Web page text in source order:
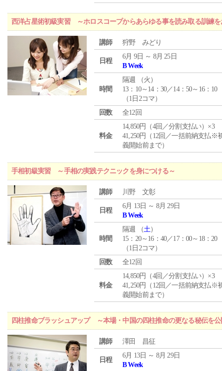
西洋占星術初級実習 ～ホロスコープからあらゆる事を読み取る訓練を
講師 狩野 みどり
日程
6月 9日 ～ 8月 25日
B Week
時間
隔週 （火 ）
13：10～14：30／14：50～16：10
（1日2コマ）
回数
全12回
料金
14,850円（4回／分割支払い）×3
41,250円（12回／一括前納支払※
義開始前まで）
手相初級実習 ～手相の実践テクニックを身につける～
講師 川野 文彰
日程
6月 13日 ～ 8月 29日
B Week
時間
隔週 （土）
15：20～16：40／17：00～18：20
（1日2コマ）
回数
全12回
料金
14,850円（4回／分割支払い）×3
41,250円（12回／一括前納支払※
義開始前まで）
四柱推命ブラッシュアップ ～本場・中国の四柱推命の更なる秘伝を
講師 澤田 昌征
日程
6月 13日 ～ 8月 29日
B Week